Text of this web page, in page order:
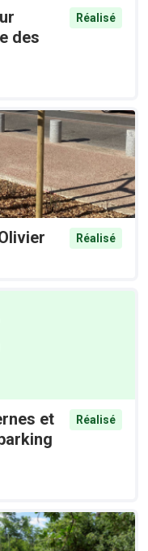
des
Réalisé
Réalisé
et
Réalisé